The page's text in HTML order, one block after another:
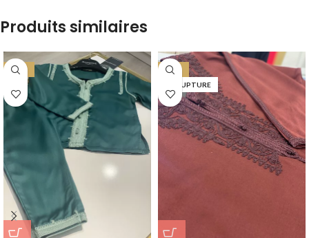
Produits similaires
-22%
-48%
EN RUPTURE